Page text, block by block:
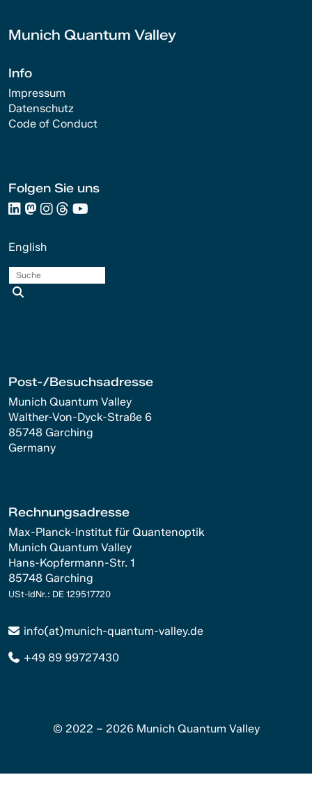
Munich Quantum Valley
Info
Impressum
Datenschutz
Code of Conduct
Folgen Sie uns
English
Post-/Besuchsadresse
Munich Quantum Valley
Walther-Von-Dyck-Straße 6
85748 Garching
Germany
Rechnungsadresse
Max-Planck-Institut für Quantenoptik
Munich Quantum Valley
Hans-Kopfermann-Str. 1
85748 Garching
USt-IdNr.: DE 129517720
info(at)munich-quantum-valley.de
+49 89 99727430
© 2022 – 2026 Munich Quantum Valley